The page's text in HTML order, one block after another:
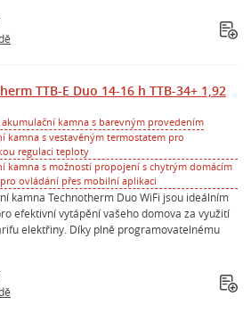
TTB-E Duo 14-16 h TTB-34+ 1,92
akumulační kamna s barevným provedením
kamna s vestavěným termostatem pro
regulaci teploty
kamna s možností propojení s chytrým domácím
ovládání přes mobilní aplikaci
kamna Technotherm Duo WiFi jsou ideálním
efektivní vytápění vašeho domova za využití
elektřiny. Díky plně programovatelnému